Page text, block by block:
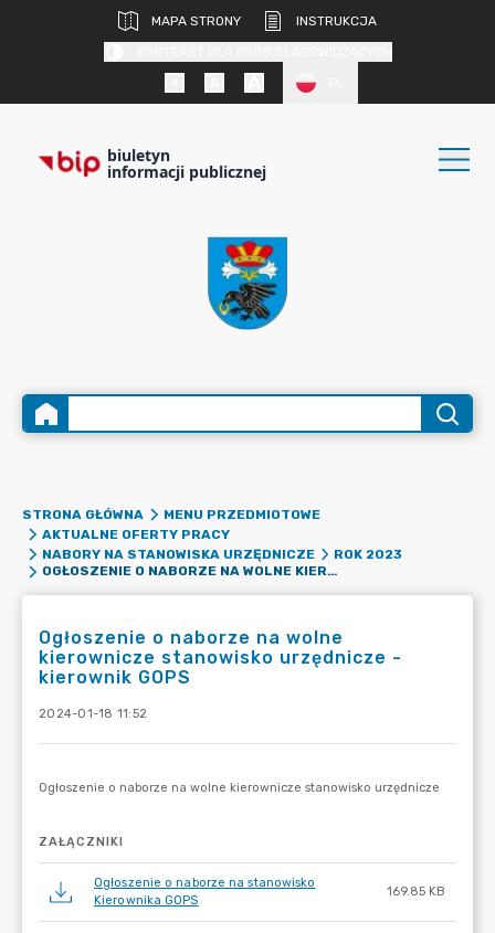
MAPA STRONY
INSTRUKCJA
biuletyn
informacji publicznej
STRONA GŁÓWNA
MENU PRZEDMIOTOWE
AKTUALNE OFERTY PRACY
NABORY NA STANOWISKA URZĘDNICZE
ROK 2023
OGŁOSZENIE O NABORZE NA WOLNE KIEROWNICZE STANOWISKO URZĘDNICZE - KIEROWNIK GOPS
Ogłoszenie o naborze na wolne
kierownicze stanowisko urzędnicze -
kierownik GOPS
2024-01-18 11:52
ZAŁĄCZNIKI
Ogłoszenie o naborze na stanowisko
Kierownika GOPS
169.85 KB